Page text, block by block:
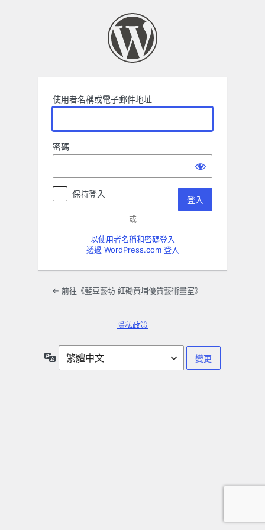
使用者名稱或電子郵件地址
密碼
保持登入
或
以使用者名稱和密碼登入
透過 WordPress.com 登入
← 前往《藍豆藝坊 紅磡黃埔優質藝術畫室》
隱私政策
言